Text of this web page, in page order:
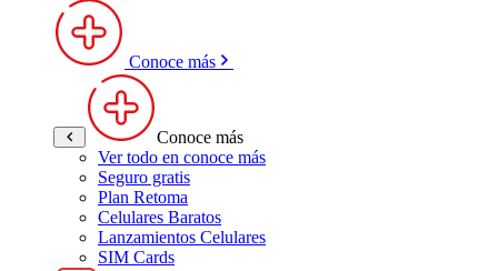
Conoce más
Conoce más
Ver todo en conoce más
Seguro gratis
Plan Retoma
Celulares Baratos
Lanzamientos Celulares
SIM Cards